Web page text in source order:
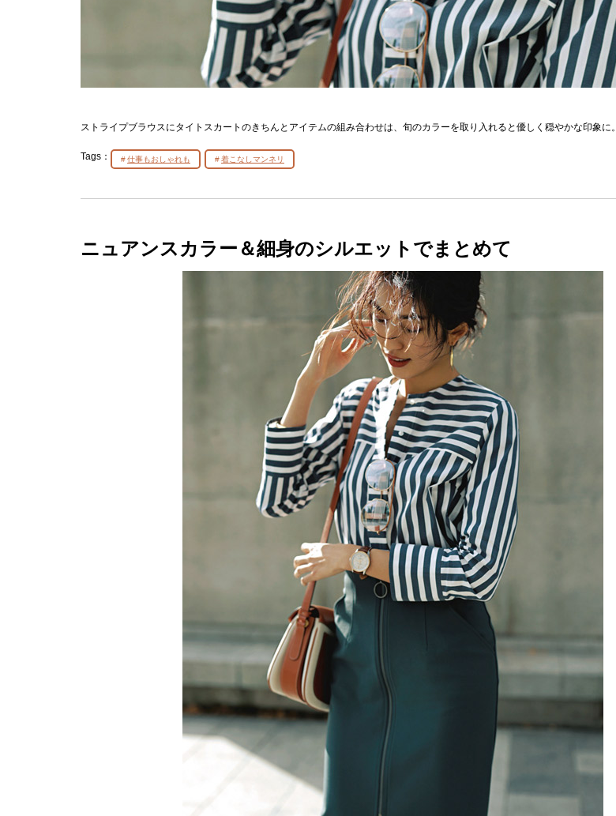
ストライプブラウスにタイトスカートのきちんとアイテムの組み合わせは、旬のカラーを取り入れると優しく穏やかな印象に。
Tags： 仕事もおしゃれも 着こなしマンネリ
ニュアンスカラー＆細身のシルエットでまとめて